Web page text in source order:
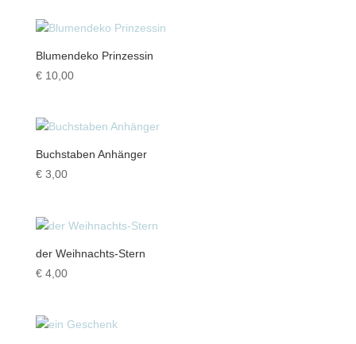
Blumendeko Prinzessin
€10,00
Buchstaben Anhänger
€3,00
der Weihnachts-Stern
€4,00